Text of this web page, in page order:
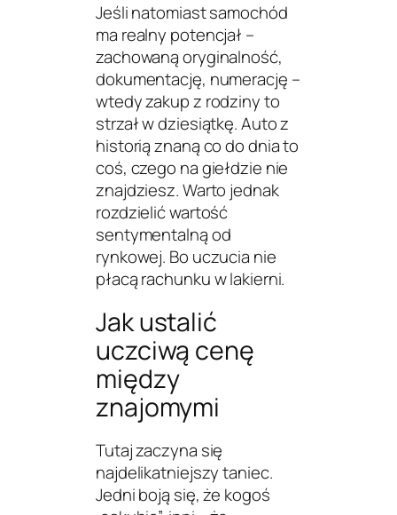
Jeśli natomiast samochód
ma realny potencjał –
zachowaną oryginalność,
dokumentację, numerację –
wtedy zakup z rodziny to
strzał w dziesiątkę. Auto z
historią znaną co do dnia to
coś, czego na giełdzie nie
znajdziesz. Warto jednak
rozdzielićwartość
sentymentalnąod
rynkowej. Bo uczucia nie
płacą rachunku w lakierni.
Jak ustalić
uczciwą cenę
między
znajomymi
Tutaj zaczyna się
najdelikatniejszy taniec.
Jedni boją się, że kogoś